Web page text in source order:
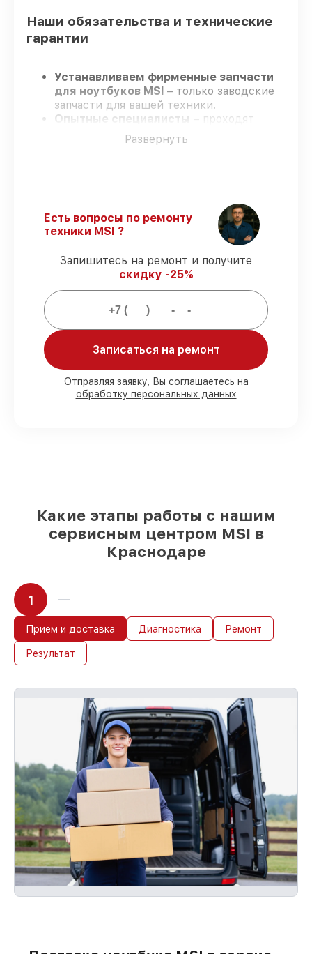
Наши обязательства и технические
гарантии
Устанавливаем фирменные запчасти
для ноутбуков MSI – только заводские
запчасти для вашей техники.
Опытные специалисты
– проходят
регулярное обучение, что гарантирует
высокий уровень сервиса.
– на все ремонт
и запчасти для ноутбуков MSI
предоставляется гарантия до 3-х лет.
Мы гарантируем:
ремонтов по ремонту исполняются
в присутствии клиента
запчастей MSI готовы к установке в
наших мастерских в Краснодаре,
остальные приходят оперативно
Оригинальные комплектующие MSI и
качественные аналоги– только вы
Развернуть
Есть вопросы по ремонту
техники MSI ?
Запишитесь на ремонт и получите
скидку -25%
Записаться на ремонт
Отправляя заявку, Вы соглашаетесь на
обработку персональных данных
Какие этапы работы с нашим
сервисным центром MSI в
Краснодаре
1
Прием и доставка Диагностика Ремонт
Результат